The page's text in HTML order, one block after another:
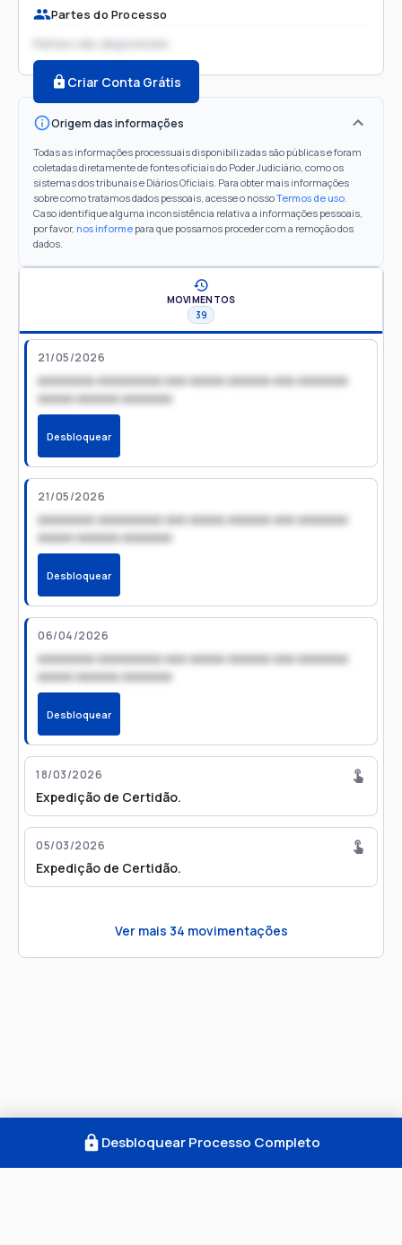
Partes do Processo
Partes não disponíveis
Criar Conta Grátis
Origem das informações
Todas as informações processuais disponibilizadas são públicas e foram
coletadas diretamente de fontes oficiais do Poder Judiciário, como os
sistemas dos tribunais e Diários Oficiais. Para obter mais informações
sobre como tratamos dados pessoais, acesse o nossoTermos de uso.
Caso identifique alguma inconsistência relativa a informações pessoais,
por favor, nos informe para que possamos proceder com a remoção dos
dados.
MOVIMENTOS
39
21/05/2026
xxxxxxxx xxxxxxxxx xxx xxxxx xxxxxx xxx xxxxxxx
xxxxx xxxxxx xxxxxxx
Desbloquear
21/05/2026
xxxxxxxx xxxxxxxxx xxx xxxxx xxxxxx xxx xxxxxxx
xxxxx xxxxxx xxxxxxx
Desbloquear
06/04/2026
xxxxxxxx xxxxxxxxx xxx xxxxx xxxxxx xxx xxxxxxx
xxxxx xxxxxx xxxxxxx
Desbloquear
18/03/2026
Expedição de Certidão.
05/03/2026
Expedição de Certidão.
Ver mais 34 movimentações
Desbloquear Processo Completo